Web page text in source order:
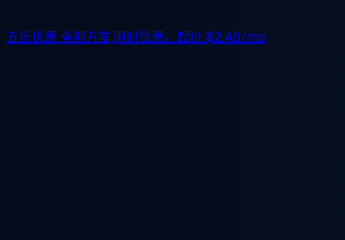
五折优惠 全部方案,限时优惠。起价$2.48/mo